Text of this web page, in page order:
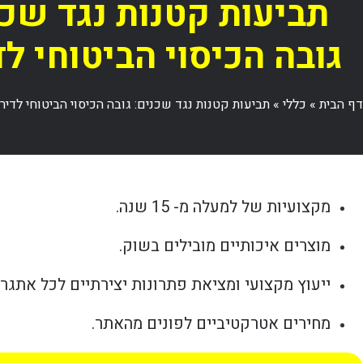
תביעות קטנות נגד
גובה הכיסוי הביטוחי
דף הבית» כללי » תביעות קטנות נגד שכנים: גובה הכיסוי הביטוחי
מקצועיות של למעלה מ- 15 שנה.
מוצרים איכותיים מובילים בשוק.
ייעוץ מקצועי ומציאת פתרונות יצירתיים לכל
מחירים אטרקטיביים לפונים מהאתר.